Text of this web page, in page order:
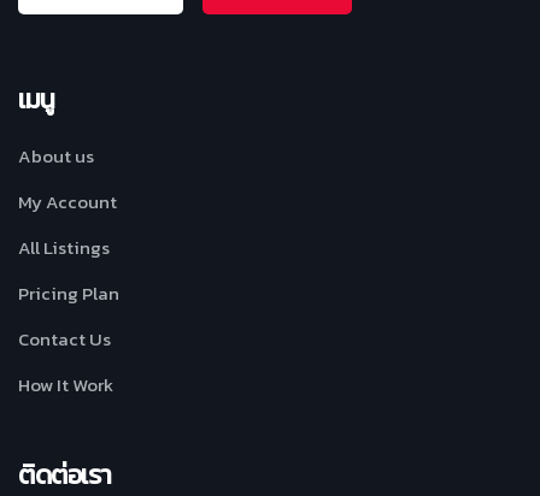
เมนู
About us
My Account
All Listings
Pricing Plan
Contact Us
How It Work
ติดต่อเรา